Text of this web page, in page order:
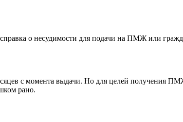
о несудимости для подачи на ПМЖ или
с момента выдачи. Но для целей получения
рано.